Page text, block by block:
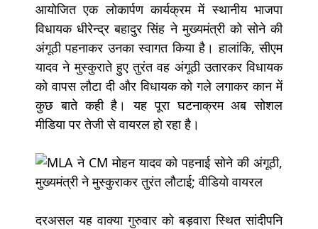
आयोजित एक लोकार्पण कार्यक्रम में स्थानीय भाजपा
विधायक धीरेन्द्र बहादुर सिंह ने मुख्यमंत्री को सोने की
अंगूठी पहनाकर उनका स्वागत किया है। हालांकि, सीएम
यादव ने मुस्कुराते हुए तुरंत वह अंगूठी उतारकर विधायक
को वापस लौटा दी और विधायक को गले लगाकर कान में
कुछ बाते कही है। यह पूरा घटनाक्रम अब सोशल
मीडिया पर तेजी से वायरल हो रहा है।
दरअसल यह वाक्या गुरुवार को बड़वारा स्थित सांदीपनि